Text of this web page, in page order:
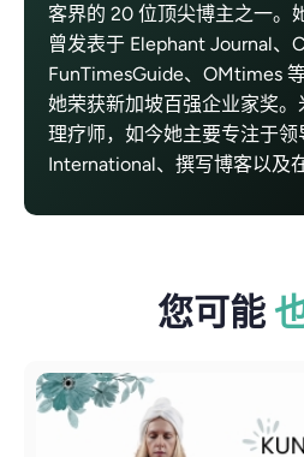
客界的 20 位顶尖博主之一。
曾发表于 Elephant Journal、
FunTimesGuide、OMtimes
她荣获新加坡百强企业家奖
理疗师，如今她主要专注于领
International、撰写博客以及
您可能